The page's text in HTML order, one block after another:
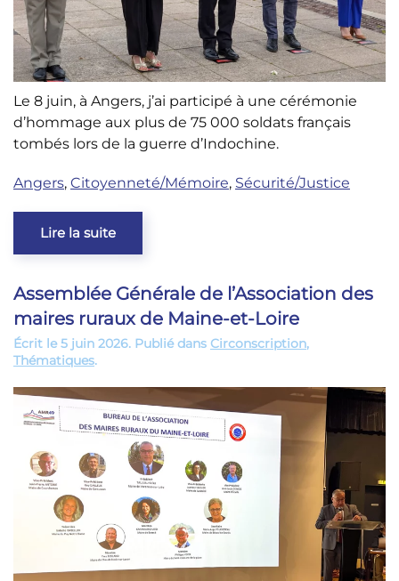
Le 8 juin, à Angers, j’ai participé à une cérémonie
d’hommage aux plus de 75 000 soldats français
tombés lors de la guerre d’Indochine.
Angers, Citoyenneté/Mémoire, Sécurité/Justice
Lire la suite
Assemblée Générale de l’Association des
maires ruraux de Maine-et-Loire
Écrit le5 juin 2026. Publié dans Circonscription,
Thématiques.